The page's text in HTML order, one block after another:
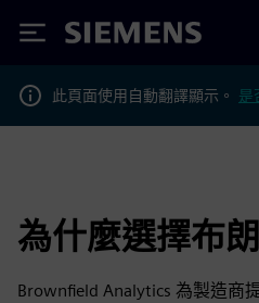
Siemens
此頁面使用自動翻譯顯示。 是
為什麼選擇布
Brownfield Analytics 為製造商